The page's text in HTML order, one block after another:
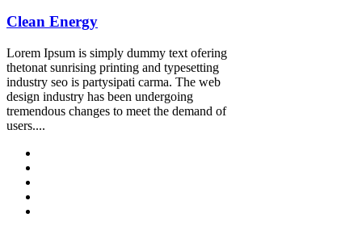
Clean Energy
Lorem Ipsum is simply dummy text ofering
thetonat sunrising printing and typesetting
industry seo is partysipati carma. The web
design industry has been undergoing
tremendous changes to meet the demand of
users....